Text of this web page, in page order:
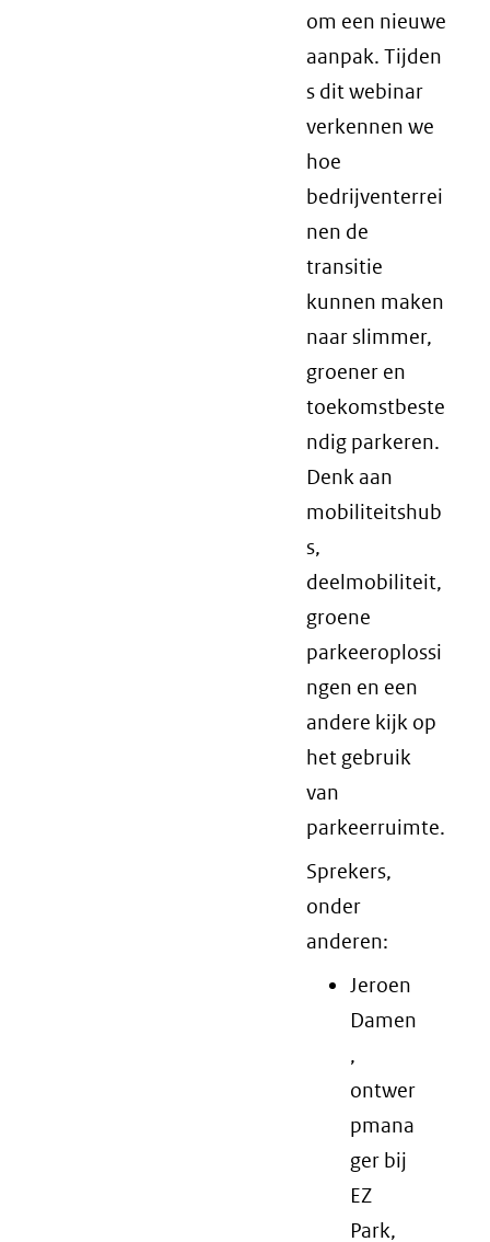
om een nieuwe
aanpak. Tijden
s dit webinar
verkennen we
hoe
bedrijventerrei
nen de
transitie
kunnen maken
naar slimmer,
groener en
toekomstbeste
ndig parkeren.
Denk aan
mobiliteitshub
s,
deelmobiliteit,
groene
parkeeroplossi
ngen en een
andere kijk op
het gebruik
van
parkeerruimte.
Sprekers,
onder
anderen:
Jeroen
Damen
,
ontwer
pmana
ger bij
EZ
Park,